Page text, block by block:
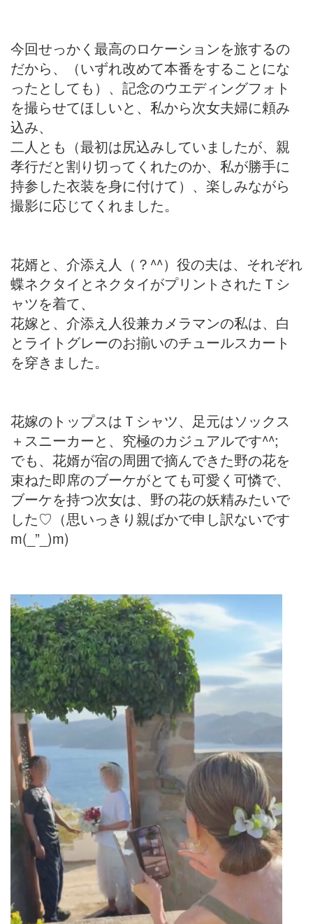
今回せっかく最高のロケーションを旅するの
だから、（いずれ改めて本番をすることにな
ったとしても）、記念のウエディングフォト
を撮らせてほしいと、私から次女夫婦に頼み
込み、
二人とも（最初は尻込みしていましたが、親
孝行だと割り切ってくれたのか、私が勝手に
持参した衣装を身に付けて）、楽しみながら
撮影に応じてくれました。
花婿と、介添え人（？^^）役の夫は、それぞれ
蝶ネクタイとネクタイがプリントされたＴシ
ャツを着て、
花嫁と、介添え人役兼カメラマンの私は、白
とライトグレーのお揃いのチュールスカート
を穿きました。
花嫁のトップスはＴシャツ、足元はソックス
＋スニーカーと、究極のカジュアルです^^;
でも、花婿が宿の周囲で摘んできた野の花を
束ねた即席のブーケがとても可愛く可憐で、
ブーケを持つ次女は、野の花の妖精みたいで
した♡（思いっきり親ばかで申し訳ないです
m(_”_)m)